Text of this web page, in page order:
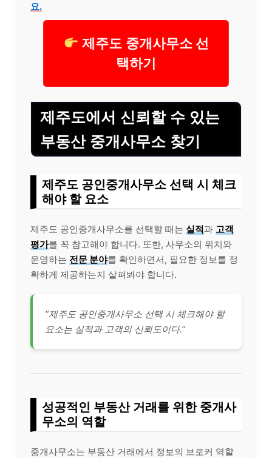
요.
제주도 중개사무소 선
택하기
제주도에서 신뢰할 수 있는
부동산 중개사무소 찾기
제주도 공인중개사무소 선택 시 체크
해야 할 요소
제주도 공인중개사무소를 선택할 때는 실적과 고객
평가를 꼭 참고해야 합니다. 또한, 사무소의 위치와
운영하는 전문 분야를 확인하면서, 필요한 정보를 정
확하게 제공하는지 살펴봐야 합니다.
“제주도 공인중개사무소 선택 시 체크해야 할
요소는 실적과 고객의 신뢰도이다.”
성공적인 부동산 거래를 위한 중개사
무소의 역할
중개사무소는 부동산 거래에서 정보의 브로커 역할